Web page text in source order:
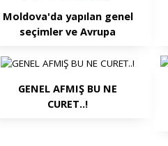
Moldova'da yapılan genel
seçimler ve Avrupa
GENEL AFMIŞ BU NE
CURET..!